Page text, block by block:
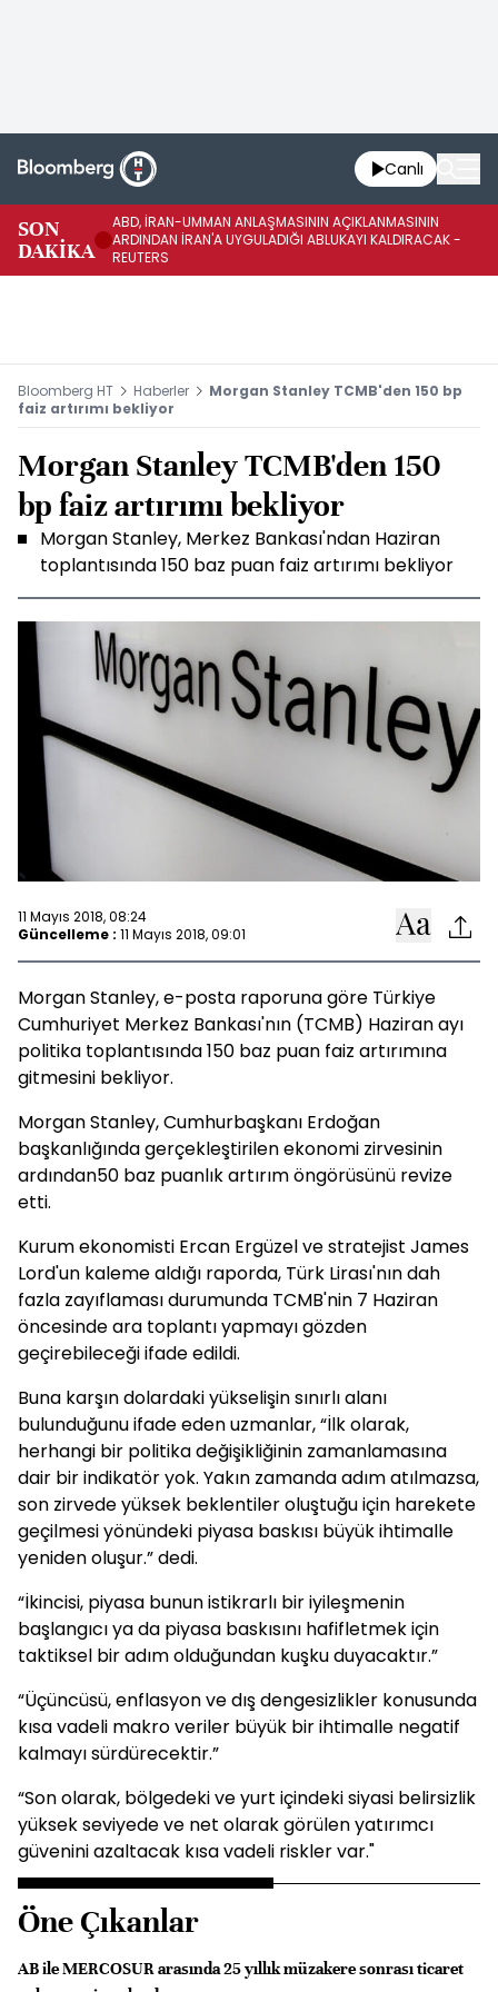
Canlı
SON
DAKİKA
ABD, İRAN-UMMAN ANLAŞMASININ AÇIKLANMASININ
ARDINDAN İRAN'A UYGULADIĞI ABLUKAYI KALDIRACAK -
REUTERS
Bloomberg HT Haberler
Morgan Stanley TCMB'den 150 bp
faiz artırımı bekliyor
Morgan Stanley TCMB'den 150
bp faiz artırımı bekliyor
Morgan Stanley, Merkez Bankası'ndan Haziran
toplantısında 150 baz puan faiz artırımı bekliyor
11 Mayıs 2018, 08:24
Güncelleme : 11 Mayıs 2018, 09:01
Morgan Stanley, e-posta raporuna göre Türkiye
Cumhuriyet Merkez Bankası'nın (TCMB) Haziran ayı
politika toplantısında 150 baz puan faiz artırımına
gitmesini bekliyor.
Morgan Stanley, Cumhurbaşkanı Erdoğan
başkanlığında gerçekleştirilen ekonomi zirvesinin
ardından50 baz puanlık artırım öngörüsünü revize
etti.
Kurum ekonomisti Ercan Ergüzel ve stratejist James
Lord'un kaleme aldığı raporda, Türk Lirası'nın dah
fazla zayıflaması durumunda TCMB'nin 7 Haziran
öncesinde ara toplantı yapmayı gözden
geçirebileceği ifade edildi.
Buna karşın dolardaki yükselişin sınırlı alanı
bulunduğunu ifade eden uzmanlar, “İlk olarak,
herhangi bir politika değişikliğinin zamanlamasına
dair bir indikatör yok. Yakın zamanda adım atılmazsa,
son zirvede yüksek beklentiler oluştuğu için harekete
geçilmesi yönündeki piyasa baskısı büyük ihtimalle
yeniden oluşur.” dedi.
“İkincisi, piyasa bunun istikrarlı bir iyileşmenin
başlangıcı ya da piyasa baskısını hafifletmek için
taktiksel bir adım olduğundan kuşku duyacaktır.”
“Üçüncüsü, enflasyon ve dış dengesizlikler konusunda
kısa vadeli makro veriler büyük bir ihtimalle negatif
kalmayı sürdürecektir.”
“Son olarak, bölgedeki ve yurt içindeki siyasi belirsizlik
yüksek seviyede ve net olarak görülen yatırımcı
güvenini azaltacak kısa vadeli riskler var."
Öne Çıkanlar
AB ile MERCOSUR arasında 25 yıllık müzakere sonrası ticaret